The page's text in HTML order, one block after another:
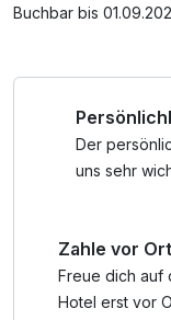
Ostwestfalens, ein
Umfangreiche
für Sie bereit. Und
Restaurant
*** Beachten Sie
Ruhetag hat und
kalte
1 Flasche
Buchbar bis
Der
uns sehr
Zahle vor Ort
Freue dich auf
Hotel erst vor